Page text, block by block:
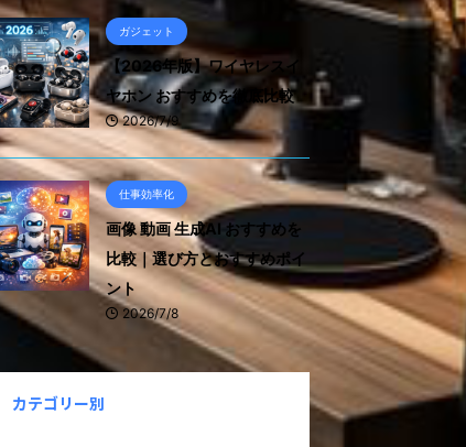
ガジェット
【2026年版】ワイヤレスイ
ヤホン おすすめを徹底比較
2026/7/9
仕事効率化
画像 動画 生成AI おすすめを
比較｜選び方とおすすめポイ
ント
2026/7/8
カテゴリー別